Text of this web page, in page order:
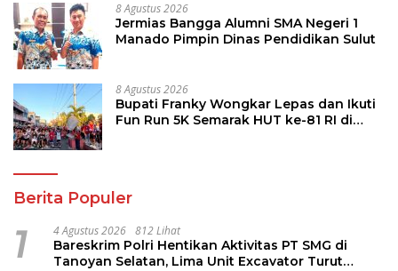
8 Agustus 2026
Jermias Bangga Alumni SMA Negeri 1
Manado Pimpin Dinas Pendidikan Sulut
8 Agustus 2026
Bupati Franky Wongkar Lepas dan Ikuti
Fun Run 5K Semarak HUT ke-81 RI di
Berita Populer
1 4 Agustus 2026 812 Lihat
Bareskrim Polri Hentikan Aktivitas PT SMG di
Tanoyan Selatan, Lima Unit Excavator Turut